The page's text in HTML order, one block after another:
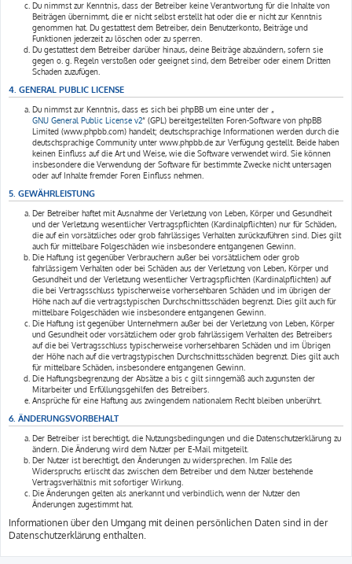
Du nimmst zur Kenntnis, dass der Betreiber keine Verantwortung für die Inhalte von
Beiträgen übernimmt, die er nicht selbst erstellt hat oder die er nicht zur Kenntnis
genommen hat. Du gestattest dem Betreiber, dein Benutzerkonto, Beiträge und
Funktionen jederzeit zu löschen oder zu sperren.
Du gestattest dem Betreiber darüber hinaus, deine Beiträge abzuändern, sofern sie
gegen o. g. Regeln verstoßen oder geeignet sind, dem Betreiber oder einem Dritten
Schaden zuzufügen.
4. GENERAL PUBLIC LICENSE
Du nimmst zur Kenntnis, dass es sich bei phpBB um eine unter der „
GNU General Public License v2“ (GPL) bereitgestellten Foren-Software von phpBB
Limited (www.phpbb.com) handelt; deutschsprachige Informationen werden durch die
deutschsprachige Community unter www.phpbb.de zur Verfügung gestellt. Beide haben
keinen Einfluss auf die Art und Weise, wie die Software verwendet wird. Sie können
insbesondere die Verwendung der Software für bestimmte Zwecke nicht untersagen
oder auf Inhalte fremder Foren Einfluss nehmen.
5. GEWÄHRLEISTUNG
Der Betreiber haftet mit Ausnahme der Verletzung von Leben, Körper und Gesundheit
und der Verletzung wesentlicher Vertragspflichten (Kardinalpflichten) nur für Schäden,
die auf ein vorsätzliches oder grob fahrlässiges Verhalten zurückzuführen sind. Dies gilt
auch für mittelbare Folgeschäden wie insbesondere entgangenen Gewinn.
Die Haftung ist gegenüber Verbrauchern außer bei vorsätzlichem oder grob
fahrlässigem Verhalten oder bei Schäden aus der Verletzung von Leben, Körper und
Gesundheit und der Verletzung wesentlicher Vertragspflichten (Kardinalpflichten) auf
die bei Vertragsschluss typischerweise vorhersehbaren Schäden und im übrigen der
Höhe nach auf die vertragstypischen Durchschnittsschäden begrenzt. Dies gilt auch für
mittelbare Folgeschäden wie insbesondere entgangenen Gewinn.
Die Haftung ist gegenüber Unternehmern außer bei der Verletzung von Leben, Körper
und Gesundheit oder vorsätzlichem oder grob fahrlässigem Verhalten des Betreibers
auf die bei Vertragsschluss typischerweise vorhersehbaren Schäden und im Übrigen
der Höhe nach auf die vertragstypischen Durchschnittsschäden begrenzt. Dies gilt auch
für mittelbare Schäden, insbesondere entgangenen Gewinn.
Die Haftungsbegrenzung der Absätze a bis c gilt sinngemäß auch zugunsten der
Mitarbeiter und Erfüllungsgehilfen des Betreibers.
Ansprüche für eine Haftung aus zwingendem nationalem Recht bleiben unberührt.
6. ÄNDERUNGSVORBEHALT
Der Betreiber ist berechtigt, die Nutzungsbedingungen und die Datenschutzerklärung zu
ändern. Die Änderung wird dem Nutzer per E-Mail mitgeteilt.
Der Nutzer ist berechtigt, den Änderungen zu widersprechen. Im Falle des
Widerspruchs erlischt das zwischen dem Betreiber und dem Nutzer bestehende
Vertragsverhältnis mit sofortiger Wirkung.
Die Änderungen gelten als anerkannt und verbindlich, wenn der Nutzer den
Änderungen zugestimmt hat.
Informationen über den Umgang mit deinen persönlichen Daten sind in der
Datenschutzerklärung enthalten.